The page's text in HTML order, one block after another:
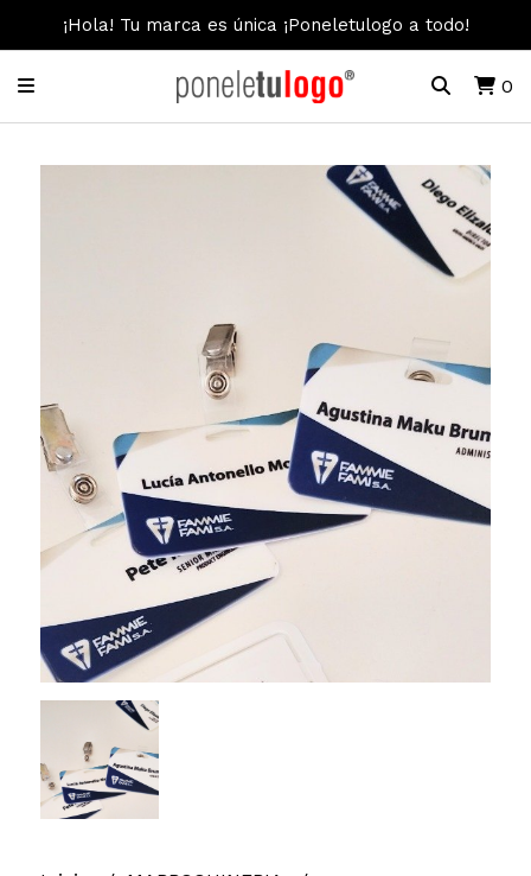
¡Hola! Tu marca es única ¡Poneletulogo a todo!
0